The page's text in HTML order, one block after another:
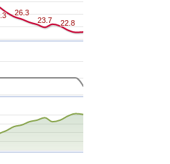
26.3
26.3
23.7
23.7 22.8
22.8